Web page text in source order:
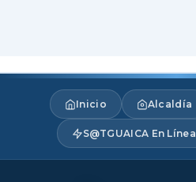
Inicio Alcaldía
S@TGUAICA En Línea